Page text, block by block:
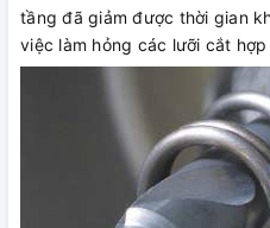
tầng đã giảm được thời gian
việc làm hỏng các lưỡi cắt